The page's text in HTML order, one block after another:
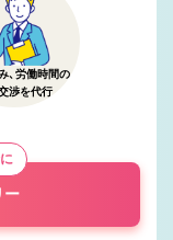
、労働時間の
渉を代行
ー